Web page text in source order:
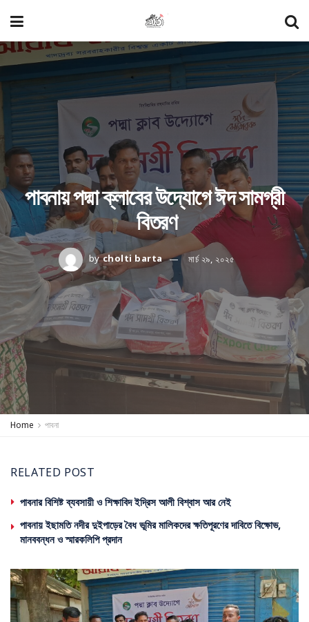
পাবনায় পদ্মা ক্লাবের উদ্যোগে ঈদ সামগ্রী
বিতরণ
bycholti barta মার্চ ২৯, ২০২৫
Home পাবনা
RELATED POST
পাবনার বিশিষ্ট ব্যবসায়ী ও শিক্ষাবিদ ইদ্রিস আলী বিশ্বাস আর নেই
পাবনায় ইছামতি নদীর দুইপাড়ের বৈধ ভূমির মালিকদের ক্ষতিপূরণের দাবিতে বিক্ষোভ,
মানববন্ধন ও স্মারকলিপি প্রদান